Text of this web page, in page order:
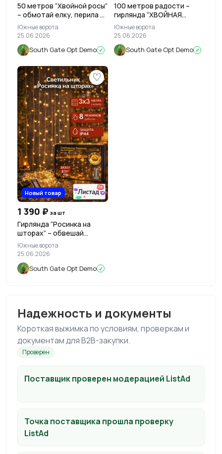
50 метров “Хвойной росы”
– обмотай елку, перила и
настроение тёплым
светом 🌲✨
Южные ворота
25.06.2026
South Gate Opt Demo ✓
100 метров радости –
гирлянда “ХВОЙНАЯ
РОСА” для тех, кто хочет,
чтобы светилось ВСЁ ✨
Южные ворота
25.06.2026
South Gate Opt Demo ✓
♡
Новый товар
1 390 ₽ за шт
Гирлянда “Росинка на
шторах” – обвешай
огнями КАЖДОЕ окно, не
разоряясь ✨
Южные ворота
25.06.2026
South Gate Opt Demo ✓
Надежность и документы
Короткая выжимка по условиям, проверкам и
документам для B2B-закупки.
Проверен
Поставщик проверен модерацией ListAd
Точка поставщика прошла проверку
ListAd